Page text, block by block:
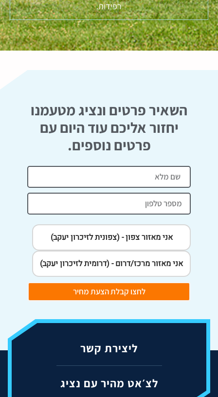
רפידות.
השאיר פרטים ונציג מטעמנו
יחזור אליכם עוד היום עם
פרטים נוספים.
אני מאזור צפון - (צפונית לזיכרון יעקב)
אני מאזור מרכז/דרום - (דרומית לזיכרון יעקב)
לחצו קבלת הצעת מחיר
ליצירת קשר
לצ׳אט מהיר עם נציג